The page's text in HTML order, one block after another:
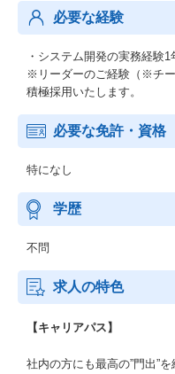
必要な経験
・システム開発の実務経験1
※リーダーのご経験（※チ
積極採用いたします。
必要な免許・資格
特になし
学歴
不問
求人の特色
【キャリアパス】
社内の方にも最高の”門出”